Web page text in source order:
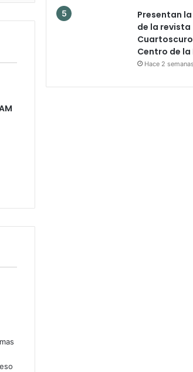
Presentan
de la revista
Cuartoscuro
Centro de la
Hace 2 semanas